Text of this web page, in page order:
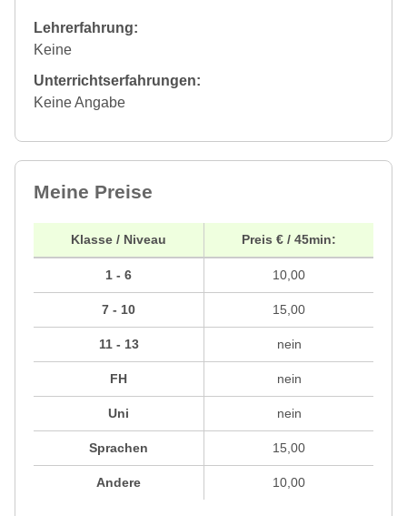
Lehrerfahrung:
Keine
Unterrichtserfahrungen:
Keine Angabe
Meine Preise
Klasse / Niveau
1 - 6
7 - 10
11 - 13
FH
Uni
Sprachen
Andere
Preis € / 45min:
10,00
15,00
nein
nein
nein
15,00
10,00